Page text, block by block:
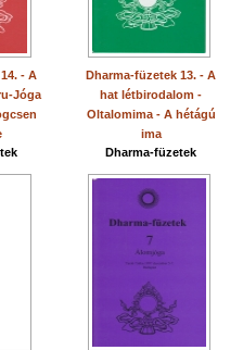
- A
Jóga
Dharma-füzetek 13. - A
hat létbirodalom -
Oltalomima - A hétágú
ima
Dharma-füzetek